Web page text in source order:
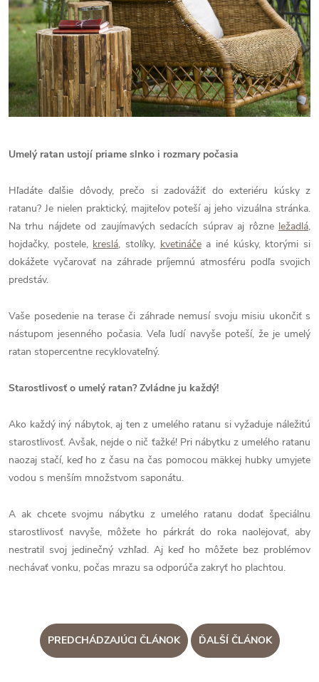
Umelý ratan ustojí priame slnko i rozmary počasia
Hľadáte ďalšie dôvody, prečo si zadovážiť do exteriéru kúsky z
ratanu? Je nielen praktický, majiteľov poteší aj jeho vizuálna stránka.
Na trhu nájdete od zaujímavých sedacích súprav aj rôzne ležadlá,
hojdačky, postele, kreslá, stolíky, kvetináčea iné kúsky, ktorými si
dokážete vyčarovať na záhrade príjemnú atmosféru podľa svojich
predstáv.
Vaše posedenie na terase či záhrade nemusí svoju misiu ukončiť s
nástupom jesenného počasia. Veľa ľudí navyše poteší, že je umelý
ratan stopercentne recyklovateľný.
Starostlivosť o umelý ratan? Zvládne ju každý!
Ako každý iný nábytok, aj ten z umelého ratanu si vyžaduje náležitú
starostlivosť. Avšak, nejde o nič ťažké! Pri nábytku z umelého ratanu
naozaj stačí, keď ho z času na čas pomocou mäkkej hubky umyjete
vodou s menším množstvom saponátu.
A ak chcete svojmu nábytku z umelého ratanu dodať špeciálnu
starostlivosť navyše, môžete ho párkrát do roka naolejovať, aby
nestratil svoj jedinečný vzhľad. Aj keď ho môžete bez problémov
nechávať vonku, počas mrazu sa odporúča zakryť ho plachtou.
PREDCHÁDZAJÚCI ČLÁNOK ĎALŠÍ ČLÁNOK